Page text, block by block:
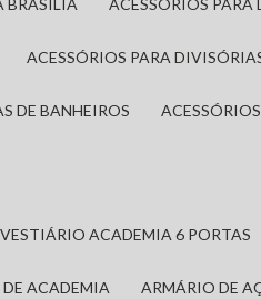
BRASÍLIA ACESSÓRIOS
ACESSÓRIOS PARA
DE BANHEIROS
ACADEMIA 6 PORTAS
DE ACADEMIA ARMÁRIO DE